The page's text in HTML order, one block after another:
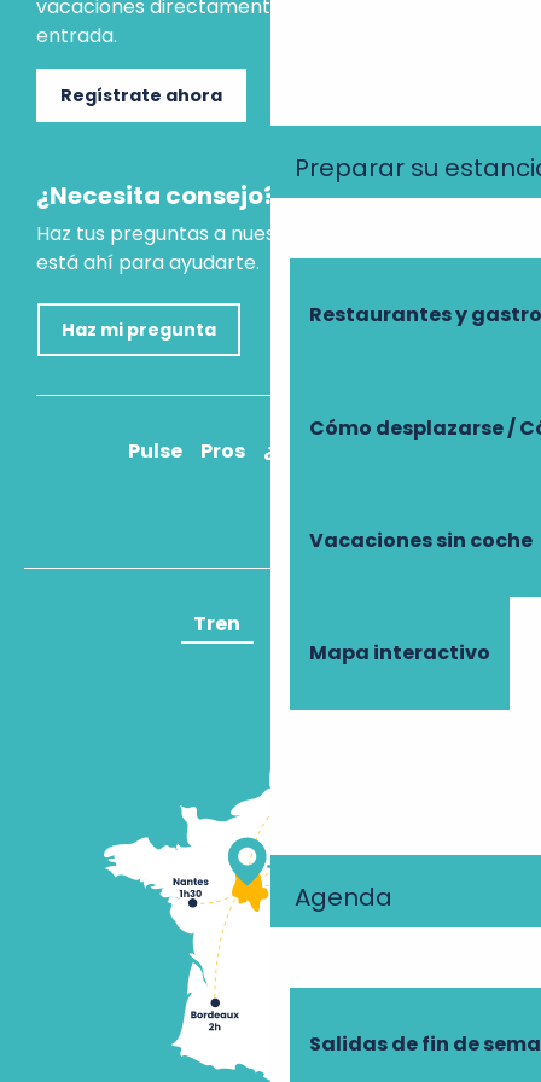
Preparar su
Restaurantes y
Cómo desplazarse /
Vacaciones sin coche
Mapa interactivo
Agenda
Salidas de fin de
vacaciones directamente en tu bandeja de
entrada.
Regístrate ahora
¿Necesita consejo?
Haz tus preguntas a nuestro asistente virtual, que
está ahí para ayudarte.
Haz mi pregunta
Pulse Pros ¿Cómo llegar?
Tren